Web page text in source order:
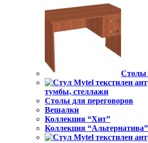
Столы
тумбы, стеллажи
Столы для переговоров
Вешалки
Коллекция “Хит”
Коллекция “Альтернатива”